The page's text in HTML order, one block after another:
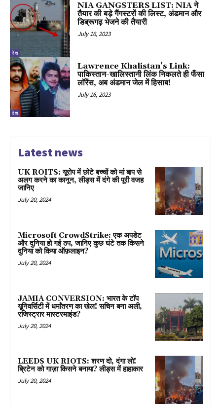
देश
NIA GANGSTERS LIST: NIA ने
तैयार की बड़े गैंगस्टरों की लिस्ट, अंडमान और
डिब्रूगढ़ भेजने की तैयारी
July 16, 2023
देश
Lawrence Khalistan’s Link:
पाकिस्तान-खालिस्तानी लिंक निकलते ही फँसा
लॉरेंस, अब अंडमान जेल में हिसाब!
July 16, 2023
Latest news
UK ROITS: यूरोप में छोटे बच्चों को मां बाप से
अलग करने का कानून, लीड्स में दंगे की पूरी वजह
जानिए
July 20, 2024
Microsoft CrowdStrike: एक अपडेट
और दुनिया हो गई ठप, जानिए कुछ घंटे तक किसने
दुनिया को किया ऑफ़लाइन?
July 20, 2024
JAMIA CONVERSION: भारत के टॉप
यूनिवर्सिटी में धर्मांतरण का खेल! सचिन बना अली,
रजिस्ट्रार मास्टरमाइंड?
July 20, 2024
LEEDS UK RIOTS: शरण दो, दंगा लो!
ब्रिटेन को गाज़ा किसने बनाया? लीड्स में हाहाकार
July 20, 2024